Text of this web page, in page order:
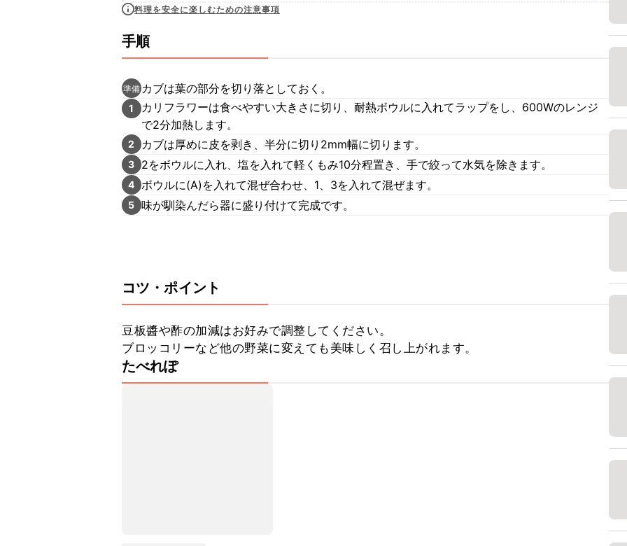
料理を安全に楽しむための注意事項
手順
準備 カブは葉の部分を切り落としておく。
1
カリフラワーは食べやすい大きさに切り、耐熱ボウルに入れてラップをし、600Wのレンジ
で2分加熱します。
2 カブは厚めに皮を剥き、半分に切り2mm幅に切ります。
3 2をボウルに入れ、塩を入れて軽くもみ10分程置き、手で絞って水気を除きます。
4 ボウルに(A)を入れて混ぜ合わせ、1、3を入れて混ぜます。
5 味が馴染んだら器に盛り付けて完成です。
コツ・ポイント
豆板醬や酢の加減はお好みで調整してください。
ブロッコリーなど他の野菜に変えても美味しく召し上がれます。
たべれぽ